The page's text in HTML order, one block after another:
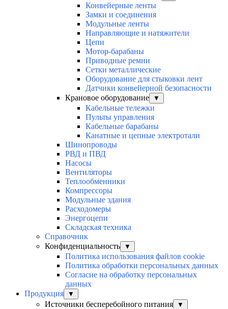
Конвейерные ленты
Замки и соединения
Модульные ленты
Направляющие и натяжители
Цепи
Мотор-барабаны
Приводные ремни
Сетки металлические
Оборудование для стыковки лент
Датчики конвейерной безопасности
Крановое оборудование
▼
Кабельные тележки
Пульты управления
Кабельные барабаны
Канатные и цепные электротали
Шинопроводы
РВД и ПВД
Насосы
Вентиляторы
Теплообменники
Компрессоры
Модульные здания
Расходомеры
Энергоцепи
Складская техника
Справочник
Конфиденциальность
▼
Политика использования файлов cookie
Политика обработки персональных данных
Согласие на обработку персональных
данных
Продукция
▼
Источники бесперебойного питания ▼